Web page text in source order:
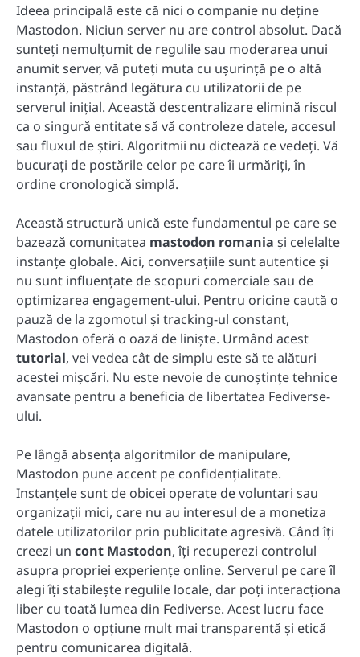
Ideea principală este că nici o companie nu deține
Mastodon. Niciun server nu are control absolut. Dacă
sunteți nemulțumit de regulile sau moderarea unui
anumit server, vă puteți muta cu ușurință pe o altă
instanță, păstrând legătura cu utilizatorii de pe
serverul inițial. Această descentralizare elimină riscul
ca o singură entitate să vă controleze datele, accesul
sau fluxul de știri. Algoritmii nu dictează ce vedeți. Vă
bucurați de postările celor pe care îi urmăriți, în
ordine cronologică simplă.
Această structură unică este fundamentul pe care se
bazează comunitatea mastodon romania și celelalte
instanțe globale. Aici, conversațiile sunt autentice și
nu sunt influențate de scopuri comerciale sau de
optimizarea engagement-ului. Pentru oricine caută o
pauză de la zgomotul și tracking-ul constant,
Mastodon oferă o oază de liniște. Urmând acest
tutorial, vei vedea cât de simplu este să te alături
acestei mișcări. Nu este nevoie de cunoștințe tehnice
avansate pentru a beneficia de libertatea Fediverse-
ului.
Pe lângă absența algoritmilor de manipulare,
Mastodon pune accent pe confidențialitate.
Instanțele sunt de obicei operate de voluntari sau
organizații mici, care nu au interesul de a monetiza
datele utilizatorilor prin publicitate agresivă. Când îți
creezi un cont Mastodon, îți recuperezi controlul
asupra propriei experiențe online. Serverul pe care îl
alegi îți stabilește regulile locale, dar poți interacționa
liber cu toată lumea din Fediverse. Acest lucru face
Mastodon o opțiune mult mai transparentă și etică
pentru comunicarea digitală.